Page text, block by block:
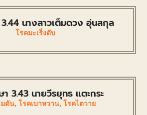
นางสาวเต็มดวง อุ่นสกุล
โรคมะเร็งตับ
3.43 นายวีรยุทธ แตะกระ
ดัน, โรคเบาหวาน, โรคไตวาย